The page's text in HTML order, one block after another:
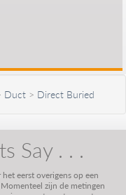
Duct > Direct Buried
Say . . .
eerst overigens op een
zijn de metingen